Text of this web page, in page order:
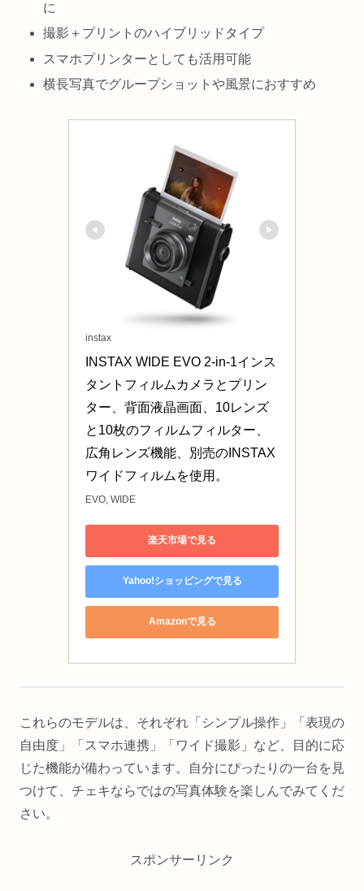
に
撮影＋プリントのハイブリッドタイプ
スマホプリンターとしても活用可能
横長写真でグループショットや風景におすすめ
instax
INSTAX WIDE EVO 2-in-1インス
タントフィルムカメラとプリン
ター、背面液晶画面、10レンズ
と10枚のフィルムフィルター、
広角レンズ機能、別売のINSTAX
ワイドフィルムを使用。
EVO, WIDE
楽天市場で見る
Yahoo!ショッピングで見る
Amazonで見る
これらのモデルは、それぞれ「シンプル操作」「表現の
自由度」「スマホ連携」「ワイド撮影」など、目的に応
じた機能が備わっています。自分にぴったりの一台を見
つけて、チェキならではの写真体験を楽しんでみてくだ
さい。
スポンサーリンク